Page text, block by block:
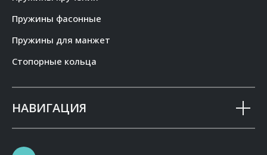
Пружины фасонные
Пружины для манжет
Стопорные кольца
НАВИГАЦИЯ